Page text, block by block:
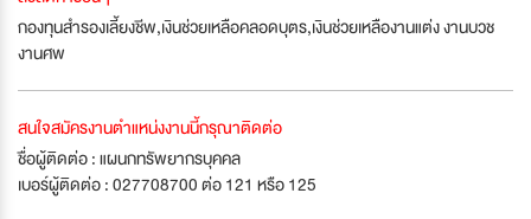
กองทุนสำรองเลี้ยงชีพ,เงินช่วยเหลือคลอดบุตร,เงินช่วยเหลืองานแต่ง งานบวช
งานศพ
สนใจสมัครงานตำแหน่งงานนี้กรุณาติดต่อ
ชื่อผู้ติดต่อ : แผนกทรัพยากรบุคคล
เบอร์ผู้ติดต่อ : 027708700 ต่อ 121 หรือ 125